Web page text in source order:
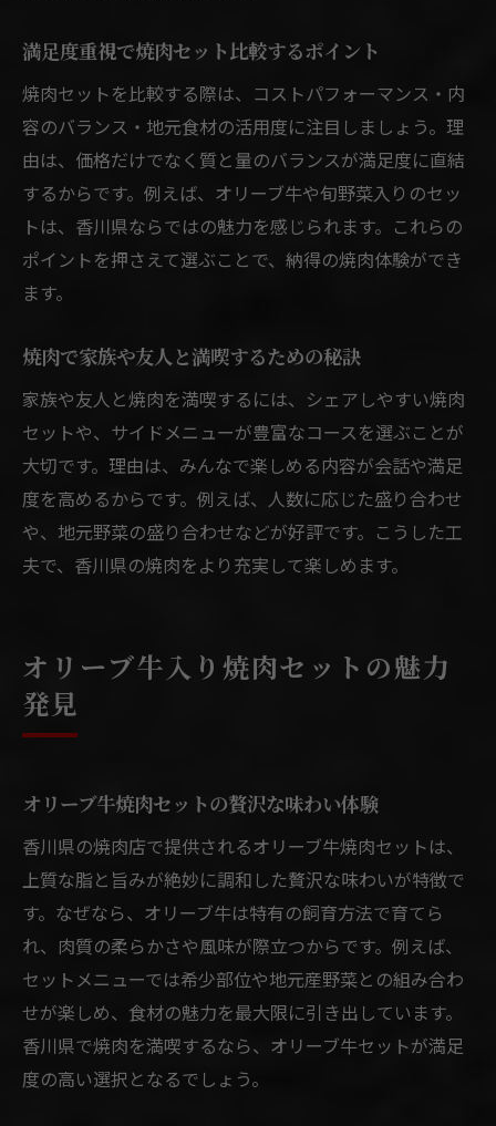
満足度重視で焼肉セット比較するポイント
焼肉セットを比較する際は、コストパフォーマンス・内
容のバランス・地元食材の活用度に注目しましょう。理
由は、価格だけでなく質と量のバランスが満足度に直結
するからです。例えば、オリーブ牛や旬野菜入りのセッ
トは、香川県ならではの魅力を感じられます。これらの
ポイントを押さえて選ぶことで、納得の焼肉体験ができ
ます。
焼肉で家族や友人と満喫するための秘訣
家族や友人と焼肉を満喫するには、シェアしやすい焼肉
セットや、サイドメニューが豊富なコースを選ぶことが
大切です。理由は、みんなで楽しめる内容が会話や満足
度を高めるからです。例えば、人数に応じた盛り合わせ
や、地元野菜の盛り合わせなどが好評です。こうした工
夫で、香川県の焼肉をより充実して楽しめます。
オリーブ牛入り焼肉セットの魅力
発見
オリーブ牛焼肉セットの贅沢な味わい体験
香川県の焼肉店で提供されるオリーブ牛焼肉セットは、
上質な脂と旨みが絶妙に調和した贅沢な味わいが特徴で
す。なぜなら、オリーブ牛は特有の飼育方法で育てら
れ、肉質の柔らかさや風味が際立つからです。例えば、
セットメニューでは希少部位や地元産野菜との組み合わ
せが楽しめ、食材の魅力を最大限に引き出しています。
香川県で焼肉を満喫するなら、オリーブ牛セットが満足
度の高い選択となるでしょう。